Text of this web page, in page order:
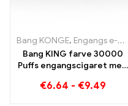
Bang KONGE, Engangs e-cigaretter Litauen
Bang KING farve 30000
Puffs engangscigaret med
Energy Watermelon
€6.64 - €9.49